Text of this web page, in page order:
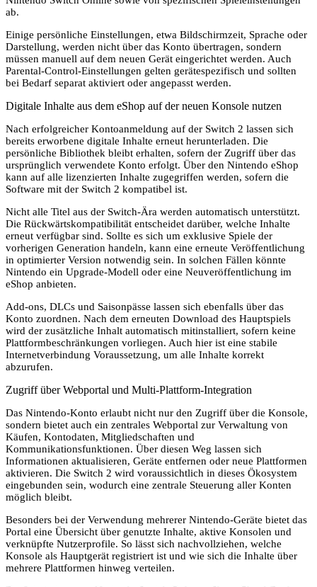
ab.
Einige persönliche Einstellungen, etwa Bildschirmzeit, Sprache oder
Darstellung, werden nicht über das Konto übertragen, sondern
müssen manuell auf dem neuen Gerät eingerichtet werden. Auch
Parental-Control-Einstellungen gelten gerätespezifisch und sollten
bei Bedarf separat aktiviert oder angepasst werden.
Digitale Inhalte aus dem eShop auf der neuen Konsole nutzen
Nach erfolgreicher Kontoanmeldung auf der Switch 2 lassen sich
bereits erworbene digitale Inhalte erneut herunterladen. Die
persönliche Bibliothek bleibt erhalten, sofern der Zugriff über das
ursprünglich verwendete Konto erfolgt. Über den Nintendo eShop
kann auf alle lizenzierten Inhalte zugegriffen werden, sofern die
Software mit der Switch 2 kompatibel ist.
Nicht alle Titel aus der Switch-Ära werden automatisch unterstützt.
Die Rückwärtskompatibilität entscheidet darüber, welche Inhalte
erneut verfügbar sind. Sollte es sich um exklusive Spiele der
vorherigen Generation handeln, kann eine erneute Veröffentlichung
in optimierter Version notwendig sein. In solchen Fällen könnte
Nintendo ein Upgrade-Modell oder eine Neuveröffentlichung im
eShop anbieten.
Add-ons, DLCs und Saisonpässe lassen sich ebenfalls über das
Konto zuordnen. Nach dem erneuten Download des Hauptspiels
wird der zusätzliche Inhalt automatisch mitinstalliert, sofern keine
Plattformbeschränkungen vorliegen. Auch hier ist eine stabile
Internetverbindung Voraussetzung, um alle Inhalte korrekt
abzurufen.
Zugriff über Webportal und Multi-Plattform-Integration
Das Nintendo-Konto erlaubt nicht nur den Zugriff über die Konsole,
sondern bietet auch ein zentrales Webportal zur Verwaltung von
Käufen, Kontodaten, Mitgliedschaften und
Kommunikationsfunktionen. Über diesen Weg lassen sich
Informationen aktualisieren, Geräte entfernen oder neue Plattformen
aktivieren. Die Switch 2 wird voraussichtlich in dieses Ökosystem
eingebunden sein, wodurch eine zentrale Steuerung aller Konten
möglich bleibt.
Besonders bei der Verwendung mehrerer Nintendo-Geräte bietet das
Portal eine Übersicht über genutzte Inhalte, aktive Konsolen und
verknüpfte Nutzerprofile. So lässt sich nachvollziehen, welche
Konsole als Hauptgerät registriert ist und wie sich die Inhalte über
mehrere Plattformen hinweg verteilen.